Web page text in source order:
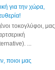
για την χώρα,
τοκογλύφοι, μας
...
ποιοι μας